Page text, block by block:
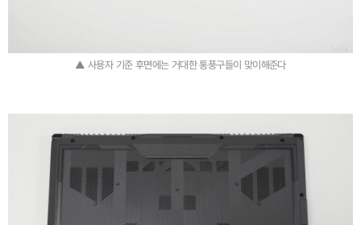
▲ 사용자 기준 후면에는 거대한 통풍구들이 맞이해준다